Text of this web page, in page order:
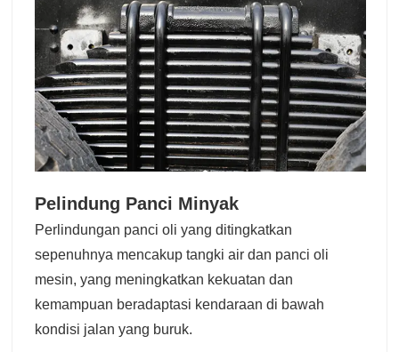
Pelindung Panci Minyak
Perlindungan panci oli yang ditingkatkan
sepenuhnya mencakup tangki air dan panci oli
mesin, yang meningkatkan kekuatan dan
kemampuan beradaptasi kendaraan di bawah
kondisi jalan yang buruk.